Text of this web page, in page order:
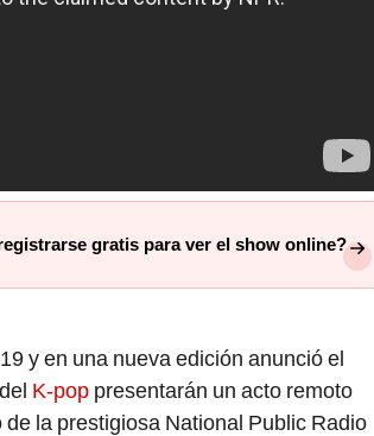
gratis para ver el show online?
y en una nueva edición anunció el
K-pop presentarán un acto remoto
la prestigiosa National Public Radio